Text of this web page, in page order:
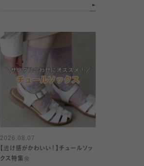
2026.08.07
【透け感がかわいい！】チュールソッ
クス特集🌼